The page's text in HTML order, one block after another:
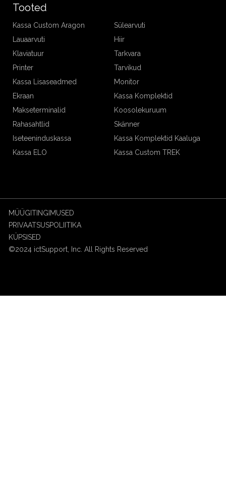
Tooted
Kassa Custom Aragon
Sülearvuti
Lauaarvuti
Hiir
Klaviatuur
Tarkvara
Printer
Tarvikud
Kassa Lisaseadmed
Monitor
Ekraan
Kassa Komplektid
Makseterminalid
Koosolekuruum
Rahasahtlid
Skänner
Iseteeninduskassa
Kassa Komplektid Kaaluga
Kassa ELO
Kassa Custom TREK
©2024 ictSupport, Inc. All Rights Reserved
MÜÜGITINGIMUSED
PRIVAATSUSPOLIITIKA
KÜPSISED